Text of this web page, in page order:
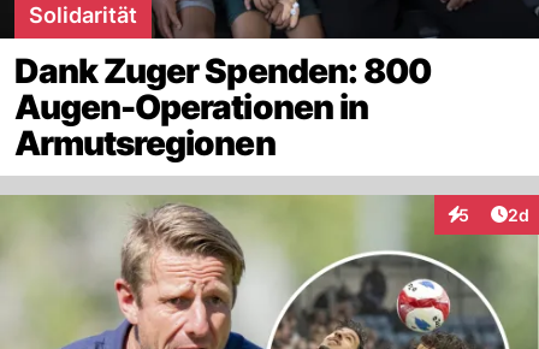
Solidarität
Dank Zuger Spenden: 800
Augen-Operationen in
Armutsregionen
5 2d